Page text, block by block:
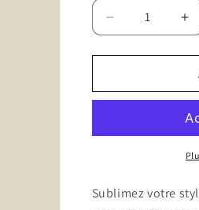
Diminuer
la
quantité
Collier
la
Or
Sublimez votre